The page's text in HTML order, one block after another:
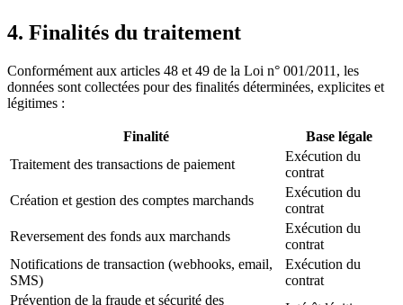
4. Finalités du traitement
Conformément aux articles 48 et 49 de la Loi n° 001/2011, les
données sont collectées pour des finalités déterminées, explicites et
légitimes :
Finalité
Base légale
Traitement des transactions de paiement
Exécution du
contrat
Création et gestion des comptes marchands
Exécution du
contrat
Reversement des fonds aux marchands
Exécution du
contrat
Notifications de transaction (webhooks, email,
SMS)
Exécution du
contrat
Prévention de la fraude et sécurité des